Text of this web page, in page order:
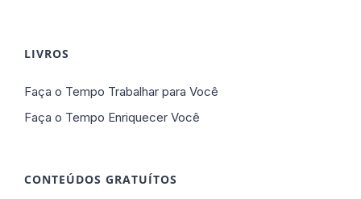
LIVROS
Faça o Tempo Trabalhar para Você
Faça o Tempo Enriquecer Você
CONTEÚDOS GRATUÍTOS